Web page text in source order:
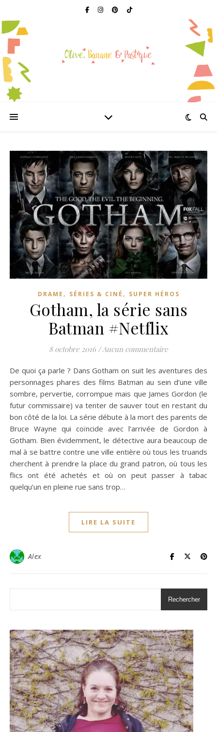
DRAME , SÉRIES & CINÉ , SUPER HÉROS
Gotham, la série sans
Batman #Netflix
8 octobre 2016 / Aucun commentaire
De quoi ça parle ? Dans Gotham on suit les aventures des
personnages phares des films Batman au sein d’une ville
sombre, pervertie, corrompue mais que James Gordon (le
futur commissaire) va tenter de sauver tout en restant du
bon côté de la loi. La série débute à la mort des parents de
Bruce Wayne qui coïncide avec l’arrivée de Gordon à
Gotham. Bien évidemment, le détective aura beaucoup de
mal à se battre contre une ville entière où tous les truands
cherchent à prendre la place du grand patron, où tous les
flics ont été achetés et où on peut passer à tabac
quelqu’un en pleine rue sans trop…
LIRE LA SUITE
Alex
Rechercher